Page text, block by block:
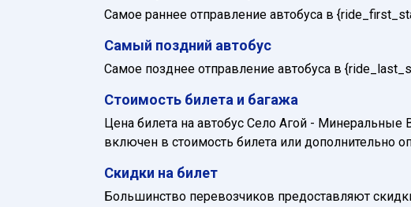
Самое раннее отправление автобуса в
Самый поздний автобус
Самое позднее отправление автобуса в
Стоимость билета и багажа
Цена билета на автобус Село Агой -
включен в стоимость билета или дополнительно
Скидки на билет
Большинство перевозчиков предоставляют